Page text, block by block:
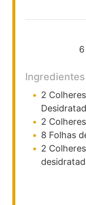
6
Ingredientes
2 Colheres
2 Colheres
8 Folhas
2 Colheres